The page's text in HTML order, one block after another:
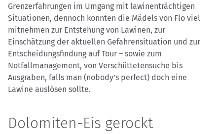
Grenzerfahrungen im Umgang mit lawinenträchtigen
Situationen, dennoch konnten die Mädels von Flo viel
mitnehmen zur Entstehung von Lawinen, zur
Einschätzung der aktuellen Gefahrensituation und zur
Entscheidungsfindung auf Tour – sowie zum
Notfallmanagement, von Verschüttetensuche bis
Ausgraben, falls man (nobody’s perfect) doch eine
Lawine auslösen sollte.
Dolomiten-Eis gerockt